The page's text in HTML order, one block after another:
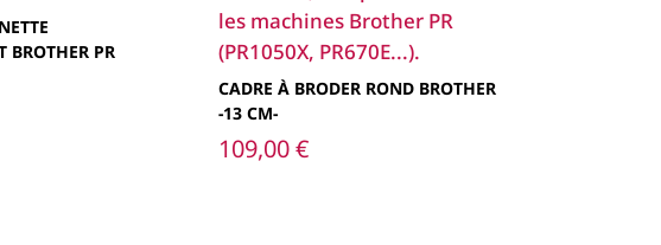
BROTHER PR
CADRE À BRODER ROND BROTHER
-13 CM-
109,00€